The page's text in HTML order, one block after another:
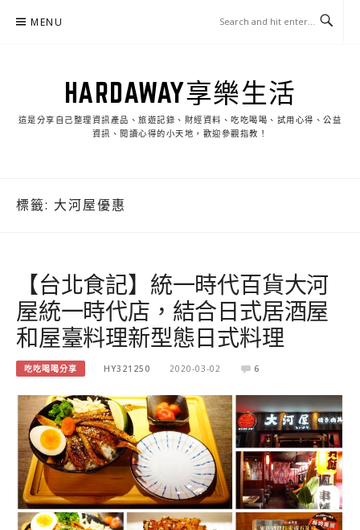
MENU
HARDAWAY享樂生活
這是分享自己整理資訊產品、旅遊記錄、財經資料、吃吃喝喝、試用心得、公益
資訊、閱讀心得的小天地，歡迎參觀指教！
標籤: 大河屋優惠
【台北食記】統一時代百貨大河
屋統一時代店，結合日式居酒屋
和屋臺料理新型態日式料理
吃吃喝喝分享 HY321250 2020-03-02 6